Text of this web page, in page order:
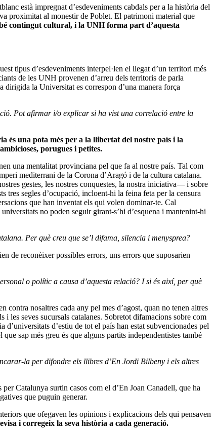
està impregnat d’esdeveniments cabdals per a la història del
proximitat al monestir de Poblet. El patrimoni material que
contingut cultural, i la UNH forma part d’aquesta
tipus d’esdeveniments interpel·len el llegat d’un territori més
de les UNH provenen d’arreu dels territoris de parla
la Universitat es correspon d’una manera força
Pot afirmar i/o explicar si ha vist una correlació entre la
és una pota més per a la llibertat del nostre país i la
porugues i petites.
una mentalitat provinciana pel que fa al nostre país. Tal com
mediterrani de la Corona d’Aragó i de la cultura catalana.
gestes, les nostres conquestes, la nostra iniciativa― i sobre
segles d’ocupació, incloent-hi la feina feta per la censura
que han inventat els qui volen dominar-te. Cal
no poden seguir girant-s’hi d’esquena i mantenint-hi
Per què creu que se’l difama, silencia i menysprea?
de reconèixer possibles errors, uns errors que suposarien
o polític a causa d’aquesta relació? I si és així, per què
nosaltres cada any pel mes d’agost, quan no tenen altres
les seves sucursals catalanes. Sobretot difamacions sobre com
d’estiu de tot el país han estat subvencionades pel
que sap més greu és que alguns partits independentistes també
la per difondre els llibres d’En Jordi Bilbeny i els altres
Catalunya surtin casos com el d’En Joan Canadell, que ha
que puguin generar.
que ofegaven les opinions i explicacions dels qui pensaven
i corregeix la seva història a cada generació.